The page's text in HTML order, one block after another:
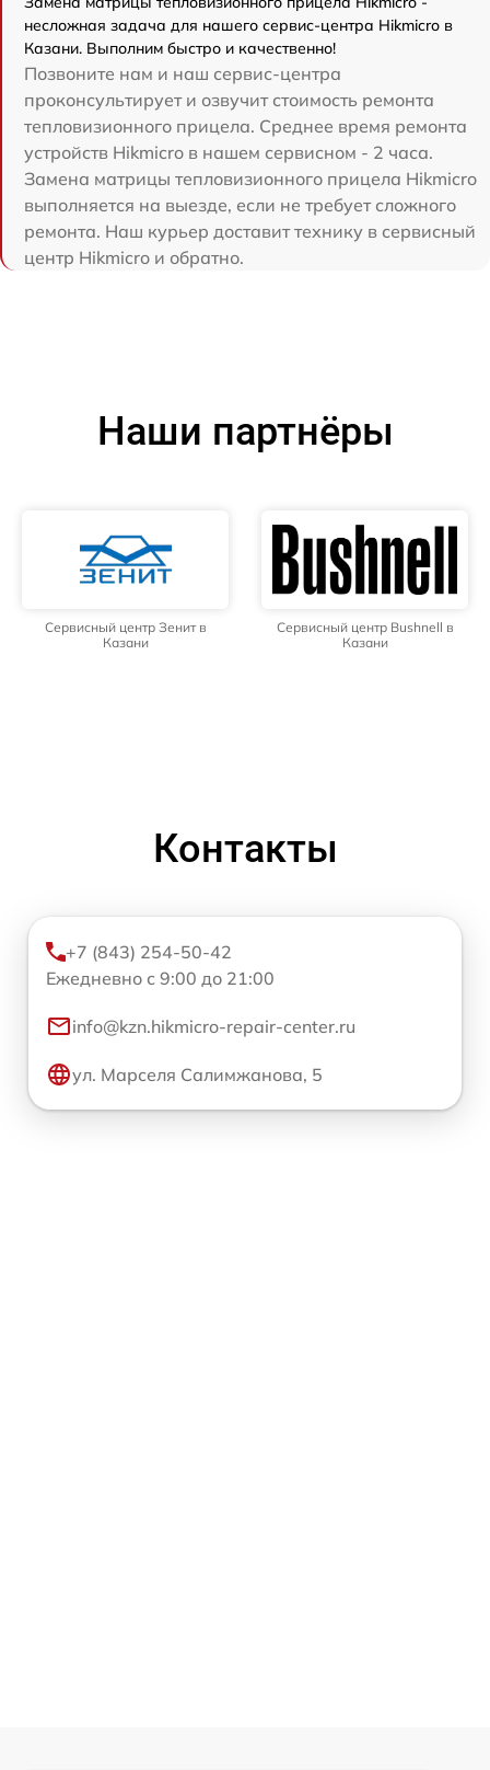
несложная задача для нашего сервис-центра Hikmicro в
Казани. Выполним быстро и качественно!
Позвоните нам и наш сервис-центра
проконсультирует и озвучит стоимость ремонта
тепловизионного прицела. Среднее время ремонта
устройств Hikmicro в нашем сервисном - 2 часа.
Замена матрицы тепловизионного прицела Hikmicro
выполняется на выезде, если не требует сложного
ремонта. Наш курьер доставит технику в сервисный
центр Hikmicro и обратно.
Наши партнёры
Сервисный центр Зенит в
Казани
Сервисный центр Bushnell в
Казани
Контакты
+7 (843) 254-50-42
Ежедневно с 9:00 до 21:00
info@kzn.hikmicro-repair-center.ru
ул. Марселя Салимжанова, 5